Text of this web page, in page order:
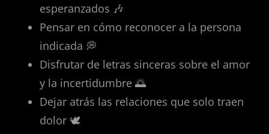
esperanzados 🎶
Pensar en cómo reconocer a la persona
indicada 💭
Disfrutar de letras sinceras sobre el amor
y la incertidumbre 🌅
Dejar atrás las relaciones que solo traen
dolor 🕊️